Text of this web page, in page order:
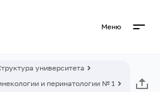
Меню
университета
и перинатологии № 1